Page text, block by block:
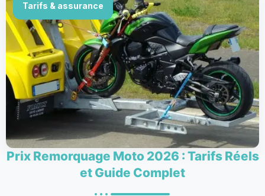
Tarifs & assurance
Prix Remorquage Moto 2026 : Tarifs Réels
et Guide Complet